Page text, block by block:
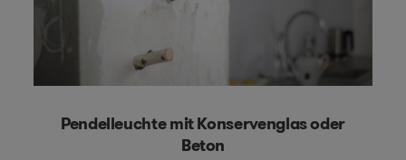
Pendelleuchte mit Konservenglas oder
Beton